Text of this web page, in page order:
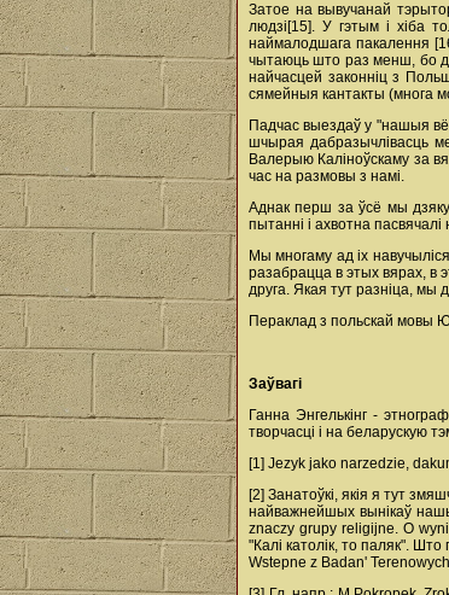
Затое на вывучанай
людзі[15]. У гэтым і хіба
наймалодшага пакалення
чытаюць што раз менш, бо
найчасцей законніц з
сямейныя кантакты (многа
Падчас выездаў у "нашыя
шчырая дабразычлівасць
Валерыю Каліноўскаму за
час на размовы з намі.
Аднак перш за ўсё мы
пытанні і ахвотна пасвячалі
Мы многаму ад іх
разабрацца в этых вярах, в
друга. Якая тут разніца,
Пераклад з польскай мовы
Заўвагi
Ганна Энгелькінг -
творчасці і на беларускую
[1] Jezyk jako narzedzie,
[2] Занатоўкі, якія я тут
найважнейшых вынікаў
znaczy grupy religijne. O
"Калі католік, то паляк".
Wstepne z Badan'